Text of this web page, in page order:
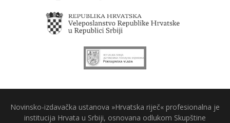
Novinsko-izdavačka ustanova »Hrvatska riječ« profesionalna je
institucija Hrvata u Srbiji, osnovana odlukom Skupštine